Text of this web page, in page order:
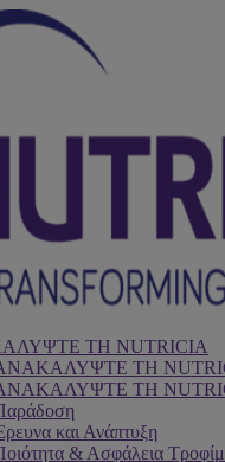
ΤΗ NUTRICIA
ΤΗ
ΤΗ
και Ανάπτυξη
& Ασφάλεια